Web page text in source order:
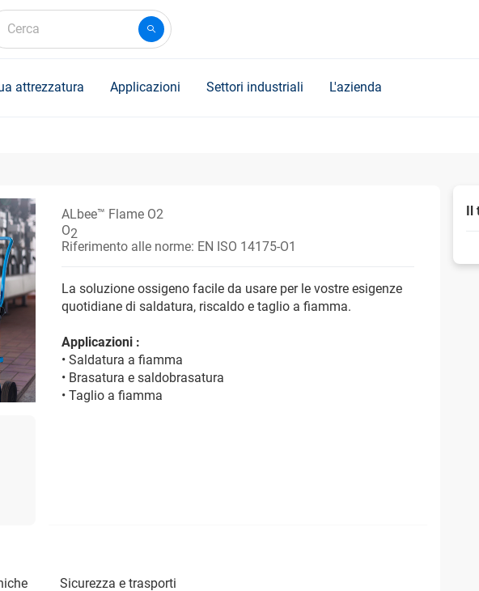
Cerca
attrezzatura Applicazioni Settori industriali L'azienda
ALbee™ Flame O2
O2
Riferimento alle norme: EN ISO 14175-O1
La soluzione ossigeno facile da usare per le vostre esigenze
quotidiane di saldatura, riscaldo e taglio a fiamma.
Applicazioni :
• Saldatura a fiamma
• Brasatura e saldobrasatura
• Taglio a fiamma
sicurezza e trasporti
Il